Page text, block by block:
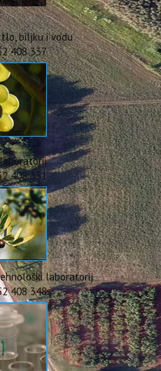
biljku i vodu
408 337
408 331
laboratorij
408 348